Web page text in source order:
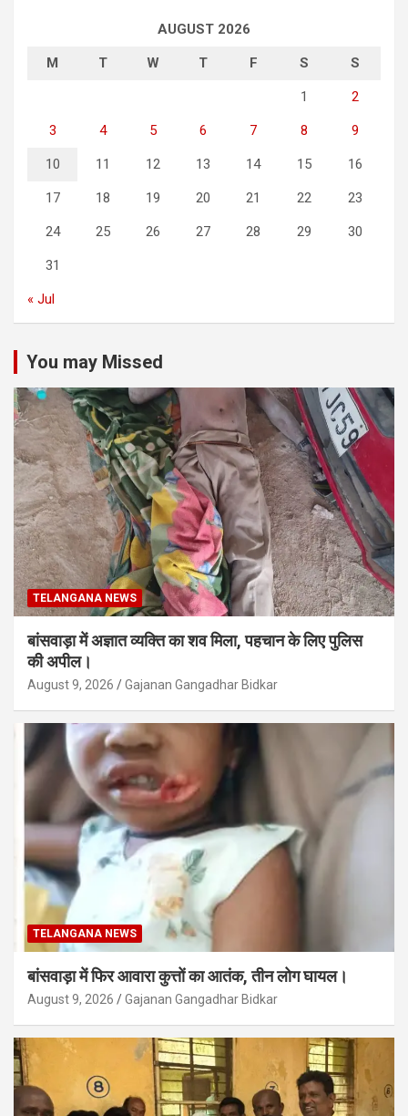
AUGUST 2026
M T W T F S S
1 2
3 4 5 6 7 8 9
10 11 12 13 14 15 16
17 18 19 20 21 22 23
24 25 26 27 28 29 30
31
« Jul
You may Missed
TELANGANA NEWS
बांसवाड़ा में अज्ञात व्यक्ति का शव मिला, पहचान के लिए पुलिस
की अपील।
August 9, 2026 Gajanan Gangadhar Bidkar
TELANGANA NEWS
बांसवाड़ा में फिर आवारा कुत्तों का आतंक, तीन लोग घायल।
August 9, 2026 Gajanan Gangadhar Bidkar